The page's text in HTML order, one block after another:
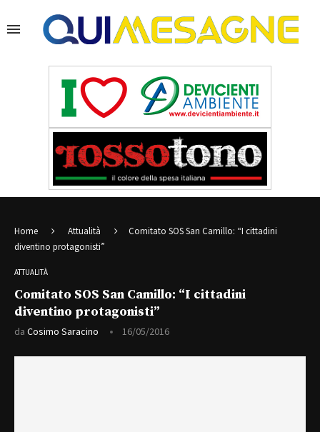
Home Attualità
Comitato SOS San Camillo: “I cittadini
diventino protagonisti”
ATTUALITÀ
Comitato SOS San Camillo: “I cittadini
diventino protagonisti”
da Cosimo Saracino 16/05/2016